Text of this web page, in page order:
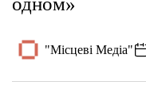
"Місцеві Медіа"